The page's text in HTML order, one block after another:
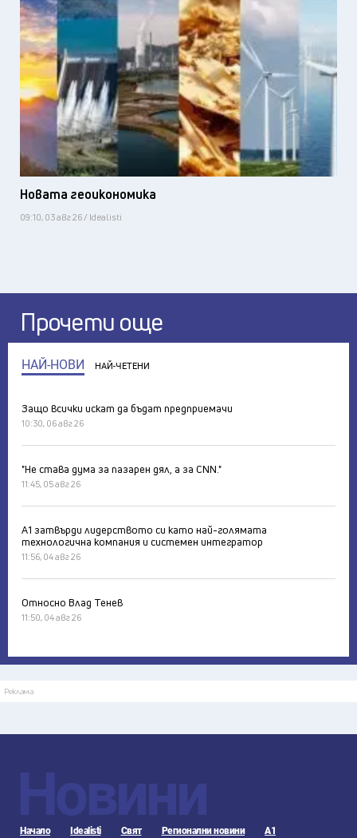
Новата геоикономика
09:10, 03 авг 26 / Idealisti
Прочети още
НАЙ-НОВИ НАЙ-ЧЕТЕНИ
Защо всички искат да бъдат предприемачи
10:30, 06 авг 26
"Не става дума за пазарен дял, а за CNN."
11:45, 05 авг 26
А1 затвърди лидерството си като най-голямата
технологична компания и системен интегратор
11:56, 04 авг 26
Относно Влад Тенев
11:50, 04 авг 26
Реклама
Новини
Начало Idealisti Свят Регионални новини А1